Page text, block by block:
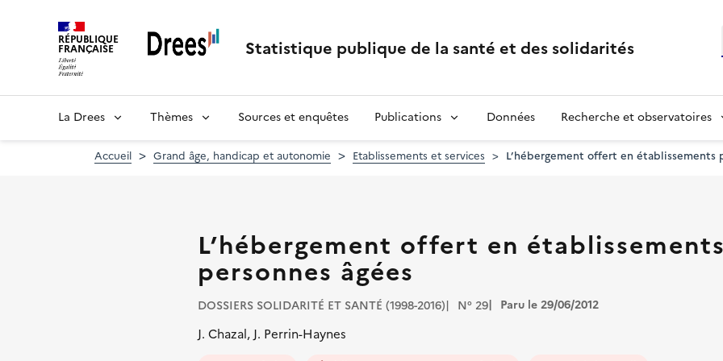
RÉPUBLIQUE
FRANÇAISE Statistique publique de la santé et des solidarités
La Drees Thèmes Sources et enquêtes Publications Données Recherche et observatoires
Accueil Grand âge, handicap et autonomie Etablissements et services L’hébergement offert en établissements
L’hébergement offert en
personnes âgées
DOSSIERS SOLIDARITÉ ET SANTÉ (1998-2016) N° 29 Paru le 29/06/2012
J. Chazal, J. Perrin-Haynes